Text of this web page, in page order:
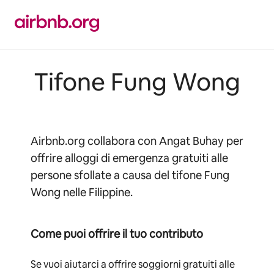
contenuto
Tifone Fung Wong
Airbnb.org collabora con Angat Buhay per
offrire alloggi di emergenza gratuiti alle
persone sfollate a causa del tifone Fung
Wong nelle Filippine.
Come puoi offrire il tuo contributo
Se vuoi aiutarci a offrire soggiorni gratuiti alle